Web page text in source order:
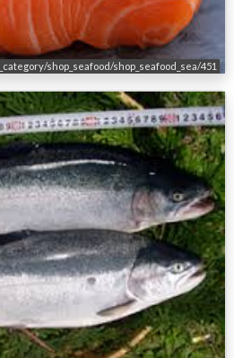
shop_seafood/shop_seafood_sea/451